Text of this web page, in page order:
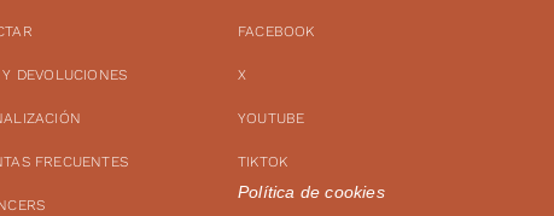
DEVOLUCIONES
FRECUENTES
FACEBOOK
X
YOUTUBE
TIKTOK
Política de cookies